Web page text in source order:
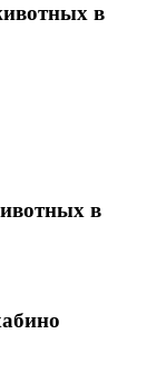
в
в